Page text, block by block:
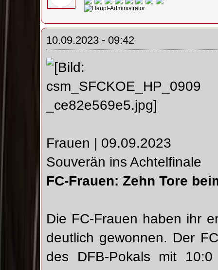
10.09.2023 - 09:42
Frauen | 09.09.2023
Souverän ins Achtelfinale
FC-Frauen: Zehn Tore
Die FC-Frauen haben ihr
deutlich gewonnen. Der
des DFB-Pokals mit